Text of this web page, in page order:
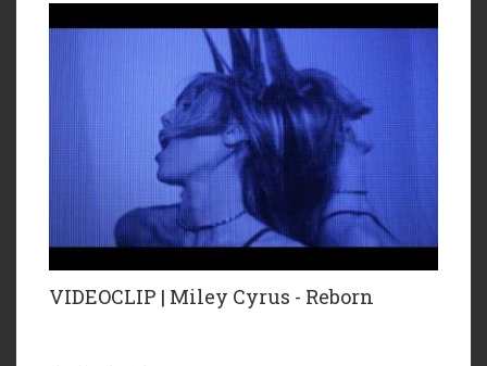
VIDEOCLIP | Miley Cyrus - Reborn